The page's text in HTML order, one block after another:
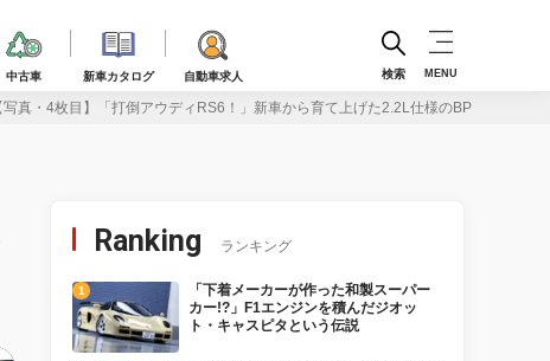
中古車 新車カタログ 自動車求人 検索 MENU
写真・4枚目】「打倒アウディRS6！」新車から育て上げた2.2L仕様のBP5レガシィ
Ranking ランキング
「下着メーカーが作った和製スーパー
カー!?」F1エンジンを積んだジオッ
ト・キャスピタという伝説